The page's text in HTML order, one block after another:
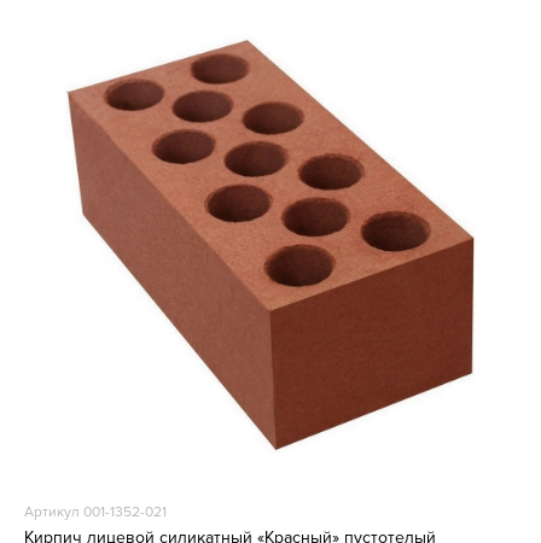
Артикул 001-1352-021
Кирпич лицевой силикатный «Красный» пустотелый